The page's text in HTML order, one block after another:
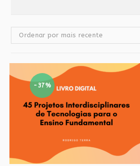
Ordenar por mais recente
-37%